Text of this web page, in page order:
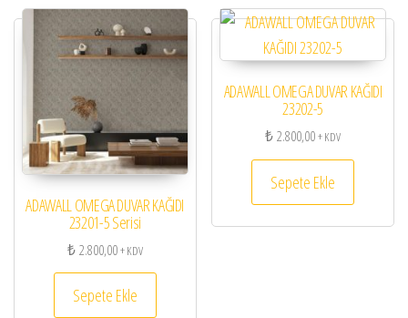
ADAWALL OMEGA DUVAR KAĞIDI
23201-5 Serisi
₺2.800,00+ KDV
Sepete Ekle
ADAWALL OMEGA DUVAR KAĞIDI
23202-5
₺2.800,00+ KDV
Sepete Ekle